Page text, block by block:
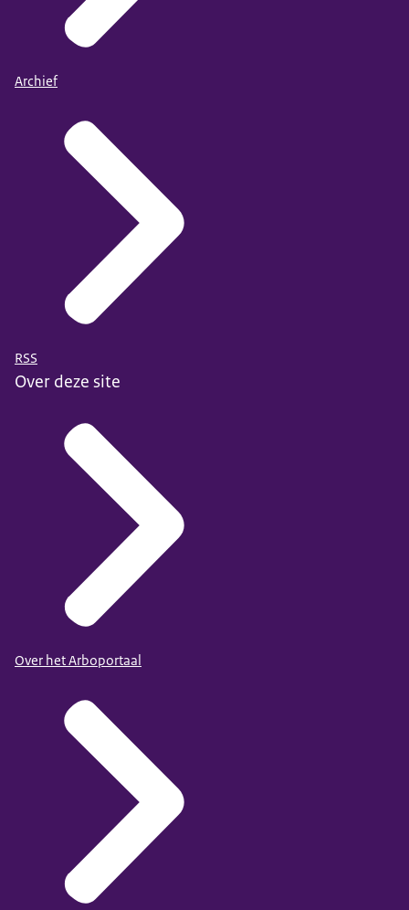
Archief
RSS
Over deze site
Over het Arboportaal